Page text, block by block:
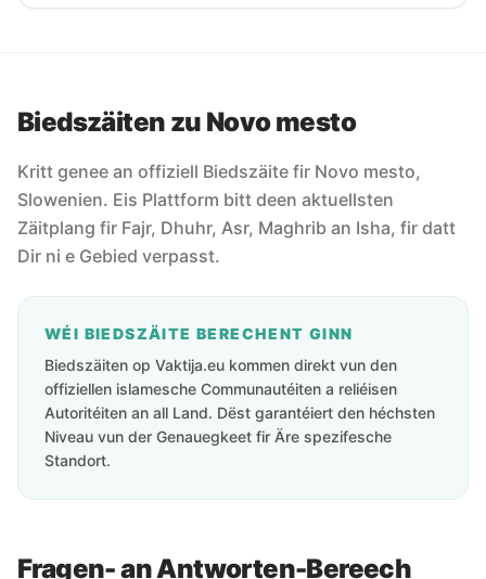
Biedszäiten zu Novo mesto
Kritt genee an offiziell Biedszäite fir Novo mesto,
Slowenien. Eis Plattform bitt deen aktuellsten
Zäitplang fir Fajr, Dhuhr, Asr, Maghrib an Isha, fir datt
Dir ni e Gebied verpasst.
WÉI BIEDSZÄITE BERECHENT GINN
Biedszäiten op Vaktija.eu kommen direkt vun den
offiziellen islamesche Communautéiten a reliéisen
Autoritéiten an all Land. Dëst garantéiert den héchsten
Niveau vun der Genauegkeet fir Äre spezifesche
Standort.
Fragen- an Antworten-Bereech